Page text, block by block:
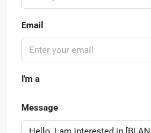
Email
I'm a
Message